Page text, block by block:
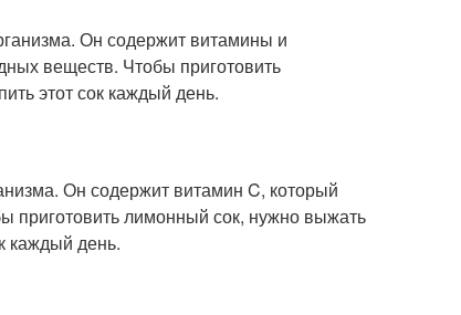
Он содержит витамины и
веществ. Чтобы приготовить
этот сок каждый день.
Он содержит витамин C, который
приготовить лимонный сок, нужно выжать
каждый день.